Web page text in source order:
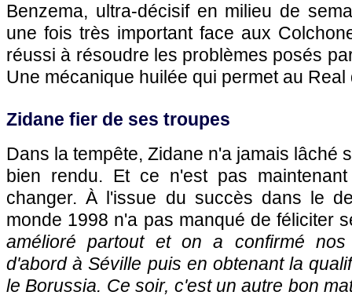
Benzema, ultra-décisif en milieu de
une fois très important face aux
réussi à résoudre les problèmes posés
Une mécanique huilée qui permet au Real
Zidane fier de ses troupes
Dans la tempête, Zidane n'a jamais lâché
bien rendu. Et ce n'est pas
changer. À l'issue du succès dans le
monde 1998 n'a pas manqué de féliciter
amélioré partout et on a confirmé
d'abord à Séville puis en obtenant la
le Borussia. Ce soir, c'est un autre bon